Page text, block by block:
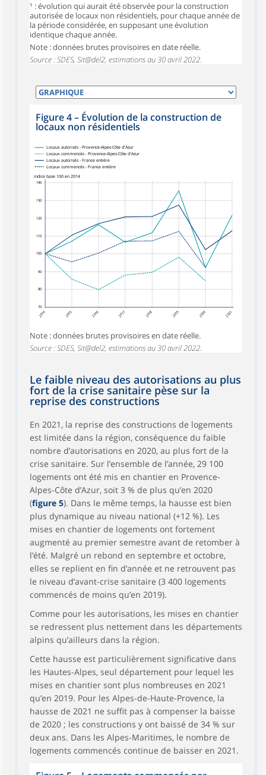
¹ : évolution qui aurait été observée pour la construction
autorisée de locaux non résidentiels, pour chaque année de
la période considérée, en supposant une évolution
identique chaque année.
Note : données brutes provisoires en date réelle.
Source : SDES, Sit@del2, estimations au 30 avril 2022.
Figure 4– Évolution de la construction de
locaux non résidentiels
70
80
90
100
110
120
130
140
indice base 100 en 2014
2014 2015 2016 2017 2018 2019 2020 2021
Locaux autorisés - Provence-Alpes-Côte d'Azur
Locaux commencés - Provence-Alpes-Côte d'Azur
Locaux autorisés - France entière
Locaux commencés - France entière
Note : données brutes provisoires en date réelle.
Source : SDES, Sit@del2, estimations au 30 avril 2022.
Le faible niveau des autorisations au plus
fort de la crise sanitaire pèse sur la
reprise des constructions
En 2021, la reprise des constructions de logements
est limitée dans la région, conséquence du faible
nombre d’autorisations en 2020, au plus fort de la
crise sanitaire. Sur l’ensemble de l’année, 29 100
logements ont été mis en chantier en Provence-
Alpes-Côte d’Azur, soit 3 % de plus qu’en 2020
(figure 5). Dans le même temps, la hausse est bien
plus dynamique au niveau national (+12 %). Les
mises en chantier de logements ont fortement
augmenté au premier semestre avant de retomber à
l’été. Malgré un rebond en septembre et octobre,
elles se replient en fin d’année et ne retrouvent pas
le niveau d’avant-crise sanitaire (3 400 logements
commencés de moins qu’en 2019).
Comme pour les autorisations, les mises en chantier
se redressent plus nettement dans les départements
alpins qu’ailleurs dans la région.
Cette hausse est particulièrement significative dans
les Hautes-Alpes, seul département pour lequel les
mises en chantier sont plus nombreuses en 2021
qu’en 2019. Pour les Alpes-de-Haute-Provence, la
hausse de 2021 ne suffit pas à compenser la baisse
de 2020 ; les constructions y ont baissé de 34 % sur
deux ans. Dans les Alpes-Maritimes, le nombre de
logements commencés continue de baisser en 2021.